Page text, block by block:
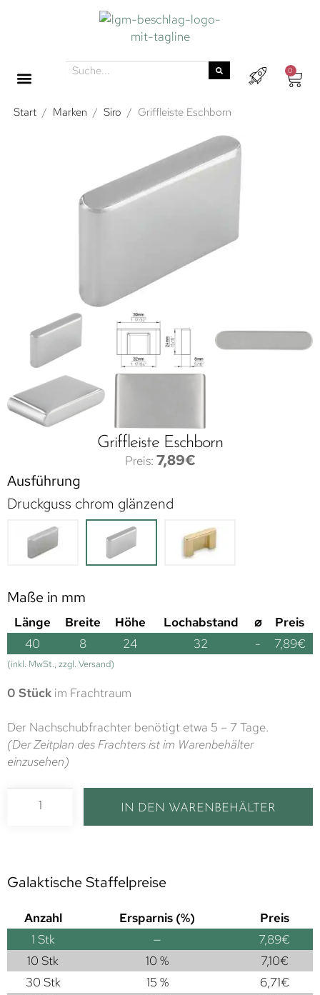
0
Start / Marken / Siro / Griffleiste Eschborn
Griffleiste Eschborn
7,89€
Ausführung
Druckguss chrom glänzend
Maße in mm
Länge Breite Höhe Lochabstand ⌀
Preis
40
8 24 32 - 7,89€
(inkl. MwSt., zzgl. Versand)
0 Stück im Frachtraum
Der Nachschubfrachter benötigt etwa 5 – 7 Tage.
(Der Zeitplan des Frachters ist im Warenbehälter
einzusehen)
IN DEN WARENBEHÄLTER
Galaktische Staffelpreise
Anzahl Ersparnis (%)
Preis
1 Stk — 7,89€
10 Stk
10 % 7,10€
30 Stk
15 % 6,71€